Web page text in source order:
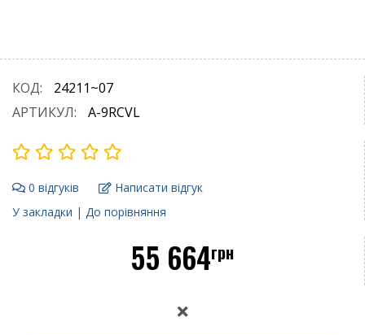
КОД:
24211~07
АРТИКУЛ:
A-9RCVL
0 відгуків
Написати відгук
У закладки | До порівняння
55 664грн